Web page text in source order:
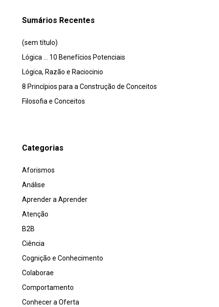
Sumários Recentes
(sem título)
Lógica … 10 Benefícios Potenciais
Lógica, Razão e Raciocinio
8 Princípios para a Construção de Conceitos
Filosofia e Conceitos
Categorias
Aforismos
Análise
Aprender a Aprender
Atenção
B2B
Ciência
Cognição e Conhecimento
Colaborae
Comportamento
Conhecer a Oferta